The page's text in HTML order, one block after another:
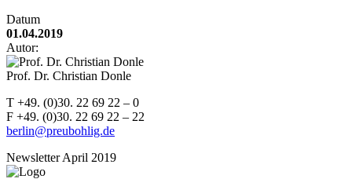
Datum
01.04.2019
Autor:
Prof. Dr. Christian Donle
T +49. (0)30. 22 69 22 – 0
F +49. (0)30. 22 69 22 – 22
berlin@preubohlig.de
Newsletter April 2019